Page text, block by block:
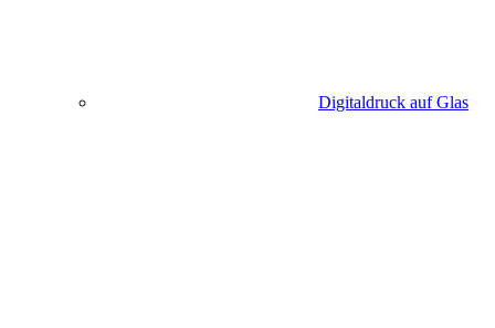
Digitaldruck auf Glas